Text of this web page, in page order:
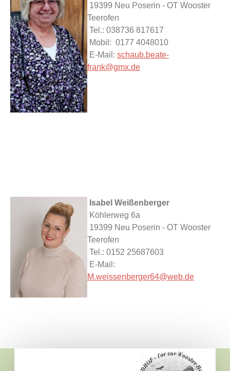
19399 Neu Poserin - OT Wooster
Teerofen
Tel.: 038736 817617
Mobil: 0177 4048010
E-Mail: schaub.beate-
frank@gmx.de
Isabel Weißenberger
Köhlerweg 6a
19399 Neu Poserin - OT Wooster
Teerofen
Tel.: 0152 25687603
E-Mail:
M.weissenberger64@web.de